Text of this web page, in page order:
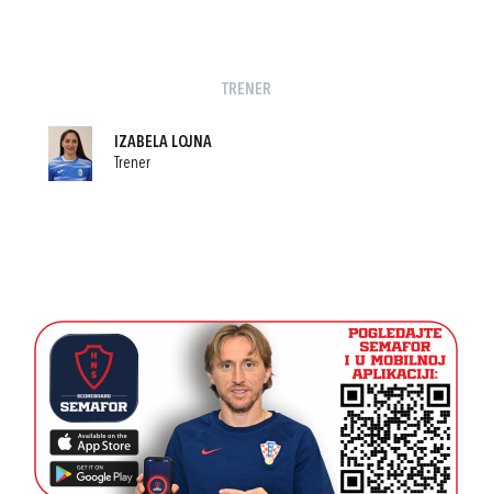
TRENER
IZABELA LOJNA
Trener